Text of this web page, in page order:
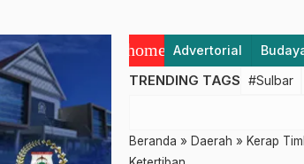
home Advertorial
TRENDING TAGS #Sulbar
Beranda » Daerah » Kerap